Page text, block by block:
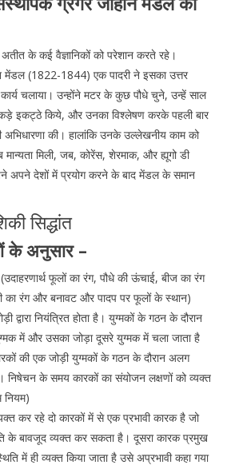
के कई वैज्ञानिकों को परेशान करते रहे।
मेंडल (1822-1844) एक पादरी ने इसका उत्तर
चलाया। उन्होंने मटर के कुछ पौधे चुने, उन्हें साल
इकट्ठे किये, और उनका विश्लेषण करके पहली बार
अभिधारणा की। हालांकि उनके उल्लेखनीय काम को
मान्यता मिली, जब, कोरेंस, शेरमाक, और ह्यूगो डी
अपने देशों में प्रयोग करने के बाद मेंडल के समान
सिद्धांत
के अनुसार –
फूलों का रंग, पौधे की ऊंचाई, बीज का रंग
का रंग और बनावट और पादप पर फूलों के स्थान)
द्वारा नियंत्रित होता है। युग्मकों के गठन के दौरान
में और उसका जोड़ा दूसरे युग्मक में चला जाता है
की एक जोड़ी युग्मकों के गठन के दौरान अलग
निषेचन के समय कारकों का संयोजन लक्षणों को व्यक्त
कर रहे दो कारकों में से एक प्रभावी कारक है जो
के बावजूद व्यक्त कर सकता है। दूसरा कारक प्रमुख
में ही व्यक्त किया जाता है उसे अप्रभावी कहा गया